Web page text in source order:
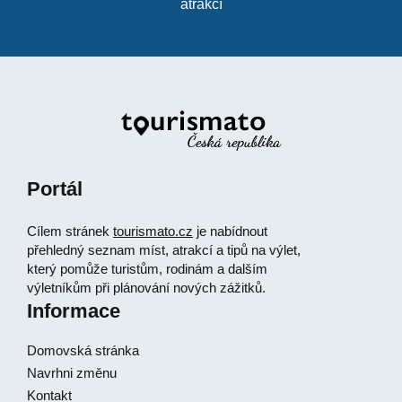
atrakcí
Portál
Cílem stránek tourismato.cz je nabídnout
přehledný seznam míst, atrakcí a tipů na výlet,
který pomůže turistům, rodinám a dalším
výletníkům při plánování nových zážitků.
Informace
Domovská stránka
Navrhni změnu
Kontakt